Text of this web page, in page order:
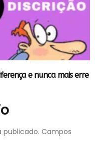
e nunca mais erre
publicado. Campos